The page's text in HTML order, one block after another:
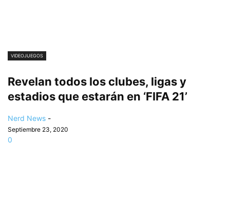
VIDEOJUEGOS
Revelan todos los clubes, ligas y
estadios que estarán en ‘FIFA 21’
Nerd News -
Septiembre 23, 2020
0